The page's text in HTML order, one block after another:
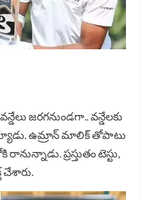
జరగనుండగా.. వన్డేలకు
ఉమ్రాన్ మాలిక్ తోపాటు
ప్రస్తుతం టెస్టు,
చేశారు.